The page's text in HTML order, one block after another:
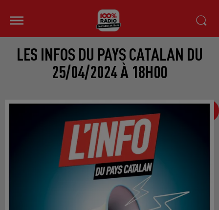
LES INFOS DU PAYS CATALAN DU
25/04/2024 À 18H00